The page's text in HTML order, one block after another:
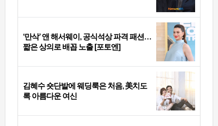
‘만삭’ 앤 해서웨이, 공식석상 파격 패션…
짧은 상의로 배꼽 노출 [포토엔]
김혜수 숏단발에 웨딩룩은 처음, 美치도
록 아름다운 여신